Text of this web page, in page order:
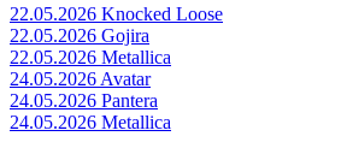
22.05.2026 Knocked Loose
22.05.2026 Gojira
22.05.2026 Metallica
24.05.2026 Avatar
24.05.2026 Pantera
24.05.2026 Metallica